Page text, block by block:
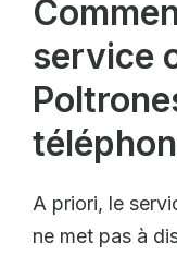
service
A priori, le
ne met pas à